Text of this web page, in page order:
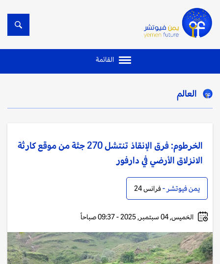
القائمة
العالم
الخرطوم: فرق الإنقاذ تنتشل 270 جثة من موقع كارثة
الانزلاق الأرضي في دارفور
يمن فيوتشر -فرانس 24
الخميس, 04 سبتمبر, 2025 - 09:37 صباحاً